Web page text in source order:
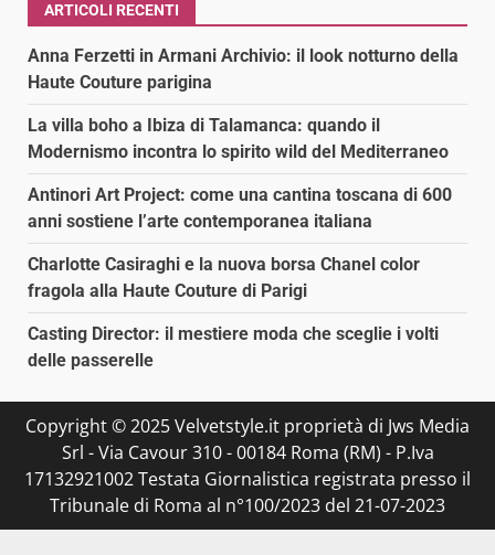
ARTICOLI RECENTI
Anna Ferzetti in Armani Archivio: il look notturno della
Haute Couture parigina
La villa boho a Ibiza di Talamanca: quando il
Modernismo incontra lo spirito wild del Mediterraneo
Antinori Art Project: come una cantina toscana di 600
anni sostiene l’arte contemporanea italiana
Charlotte Casiraghi e la nuova borsa Chanel color
fragola alla Haute Couture di Parigi
Casting Director: il mestiere moda che sceglie i volti
delle passerelle
Copyright © 2025 Velvetstyle.it proprietà di Jws Media
Srl - Via Cavour 310 - 00184 Roma (RM) - P.Iva
17132921002 Testata Giornalistica registrata presso il
Tribunale di Roma al n°100/2023 del 21-07-2023